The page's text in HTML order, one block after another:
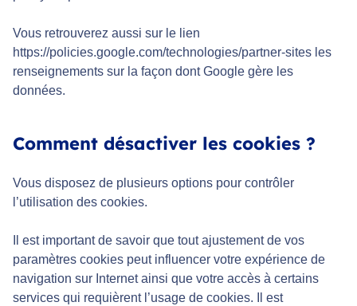
Vous retrouverez aussi sur le lien
https://policies.google.com/technologies/partner-sites les
renseignements sur la façon dont Google gère les
données.
Comment désactiver les cookies ?
Vous disposez de plusieurs options pour contrôler
l’utilisation des cookies.
Il est important de savoir que tout ajustement de vos
paramètres cookies peut influencer votre expérience de
navigation sur Internet ainsi que votre accès à certains
services qui requièrent l’usage de cookies. Il est